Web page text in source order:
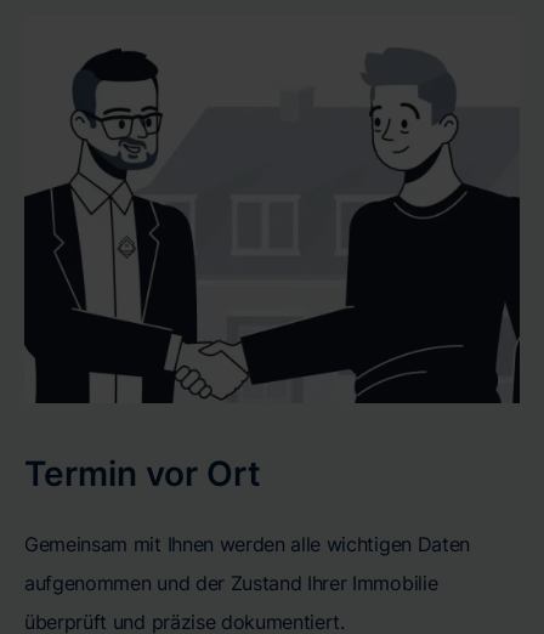
Termin vor Ort
Gemeinsam mit Ihnen werden alle wichtigen Daten
aufgenommen und der Zustand Ihrer Immobilie
überprüft und präzise dokumentiert.